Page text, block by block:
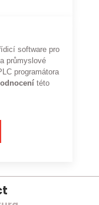
software pro
průmyslové
programátora
této